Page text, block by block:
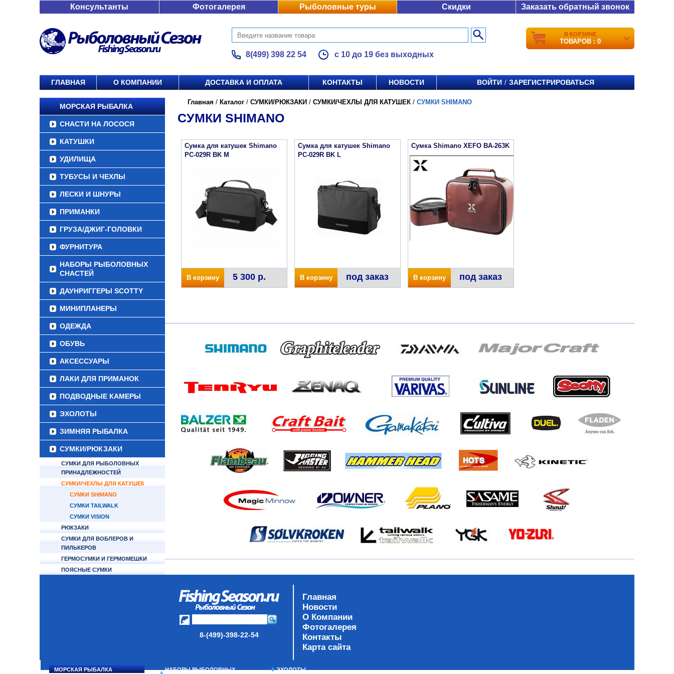
Консультанты Фотогалерея Рыболовные туры Скидки Заказать обратный звонок
8(499) 398 22 54 с 10 до 19 без выходных
В КОРЗИНЕ
ТОВАРОВ : 0
ГЛАВНАЯ О КОМПАНИИ ДОСТАВКА И ОПЛАТА КОНТАКТЫ НОВОСТИ ВОЙТИ / ЗАРЕГИСТРИРОВАТЬСЯ
МОРСКАЯ РЫБАЛКА
СНАСТИ НА ЛОСОСЯ
КАТУШКИ
УДИЛИЩА
ТУБУСЫ И ЧЕХЛЫ
ЛЕСКИ И ШНУРЫ
ПРИМАНКИ
ГРУЗА/ДЖИГ-ГОЛОВКИ
ФУРНИТУРА
НАБОРЫ РЫБОЛОВНЫХ
СНАСТЕЙ
ДАУНРИГГЕРЫ SCOTTY
МИНИПЛАНЕРЫ
ОДЕЖДА
ОБУВЬ
АКСЕССУАРЫ
ЛАКИ ДЛЯ ПРИМАНОК
ПОДВОДНЫЕ КАМЕРЫ
ЭХОЛОТЫ
ЗИМНЯЯ РЫБАЛКА
СУМКИ/РЮКЗАКИ
СУМКИ ДЛЯ РЫБОЛОВНЫХ
ПРИНАДЛЕЖНОСТЕЙ
СУМКИ/ЧЕХЛЫ ДЛЯ КАТУШЕК
СУМКИ SHIMANO
СУМКИ TAILWALK
СУМКИ VISION
РЮКЗАКИ
СУМКИ ДЛЯ ВОБЛЕРОВ И
ПИЛЬКЕРОВ
ГЕРМОСУМКИ И ГЕРМОМЕШКИ
ПОЯСНЫЕ СУМКИ
Главная / Каталог / СУМКИ/РЮКЗАКИ / СУМКИ/ЧЕХЛЫ ДЛЯ КАТУШЕК / СУМКИ SHIMANO
СУМКИ SHIMANO
Сумка для катушек Shimano
PC-029R BK M
В корзину 5 300 р.
Сумка для катушек Shimano
PC-029R BK L
В корзину под заказ
Сумка Shimano XEFO BA-263K
В корзину под заказ
8-(499)-398-22-54
Главная
Новости
О Компании
Фотогалерея
Контакты
Карта сайта
МОРСКАЯ РЫБАЛКА НАБОРЫ РЫБОЛОВНЫХ ЭХОЛОТЫ